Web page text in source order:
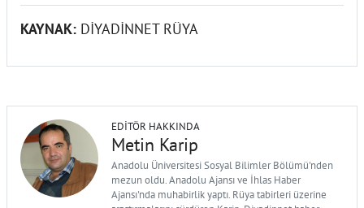
KAYNAK: DİYADİNNET RÜYA
EDITÖR HAKKINDA
Metin Karip
Anadolu Üniversitesi Sosyal Bilimler Bölümü'nden
mezun oldu. Anadolu Ajansı ve İhlas Haber
Ajansı'nda muhabirlik yaptı. Rüya tabirleri üzerine